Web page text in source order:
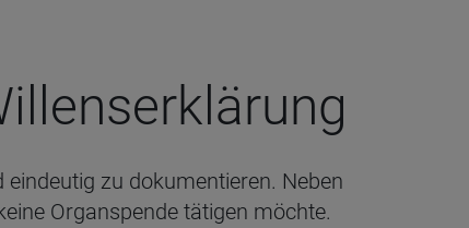
zu dokumentieren. Neben
Organspende tätigen möchte.